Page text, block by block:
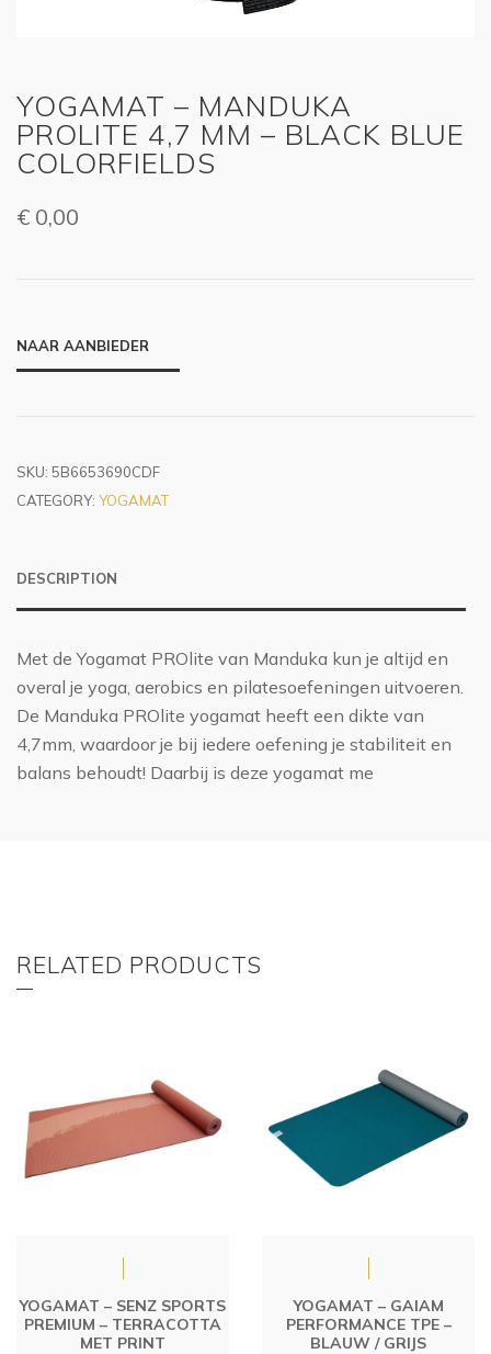
YOGAMAT – MANDUKA
PROLITE 4,7 MM – BLACK BLUE
COLORFIELDS
€ 0,00
NAAR AANBIEDER
SKU: 5B6653690CDF
CATEGORY: YOGAMAT
DESCRIPTION
Met de Yogamat PROlite van Manduka kun je altijd en
overal je yoga, aerobics en pilatesoefeningen uitvoeren.
De Manduka PROlite yogamat heeft een dikte van
4,7mm, waardoor je bij iedere oefening je stabiliteit en
balans behoudt! Daarbij is deze yogamat me
RELATED PRODUCTS
YOGAMAT – SENZ SPORTS
PREMIUM – TERRACOTTA
MET PRINT
YOGAMAT – GAIAM
PERFORMANCE TPE –
BLAUW / GRIJS